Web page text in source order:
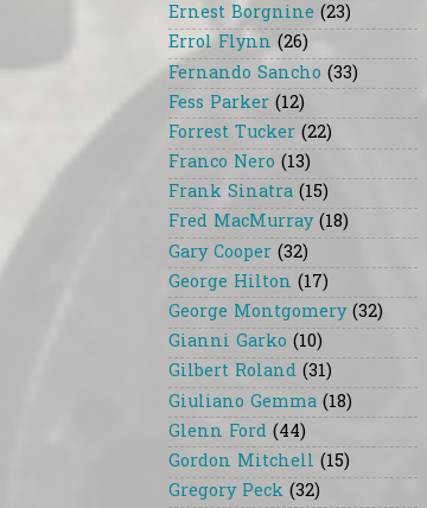
Ernest Borgnine (23)
Errol Flynn (26)
Fernando Sancho (33)
Fess Parker (12)
Forrest Tucker (22)
Franco Nero (13)
Frank Sinatra (15)
Fred MacMurray (18)
Gary Cooper (32)
George Hilton (17)
George Montgomery (32)
Gianni Garko (10)
Gilbert Roland (31)
Giuliano Gemma (18)
Glenn Ford (44)
Gordon Mitchell (15)
Gregory Peck (32)